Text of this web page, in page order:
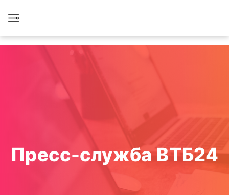
Пресс-служба ВТБ24